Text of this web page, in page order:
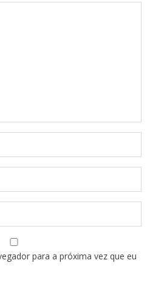
para a próxima vez que eu